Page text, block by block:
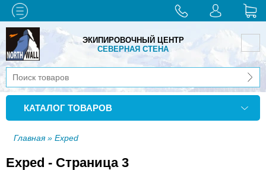
ЭКИПИРОВОЧНЫЙ ЦЕНТР
СЕВЕРНАЯ СТЕНА
КАТАЛОГ ТОВАРОВ
Главная» Exped
Exped - Страница 3